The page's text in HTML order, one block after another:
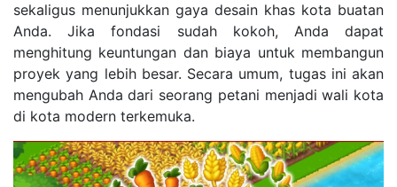
sekaligus menunjukkan gaya desain khas kota buatan
Anda. Jika fondasi sudah kokoh, Anda dapat
menghitung keuntungan dan biaya untuk membangun
proyek yang lebih besar. Secara umum, tugas ini akan
mengubah Anda dari seorang petani menjadi wali kota
di kota modern terkemuka.